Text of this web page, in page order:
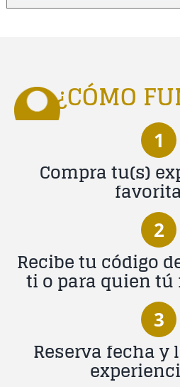
¿CÓMO
1
Compra tu(s)
2
Recibe tu código
ti o para quien
3
Reserva fecha